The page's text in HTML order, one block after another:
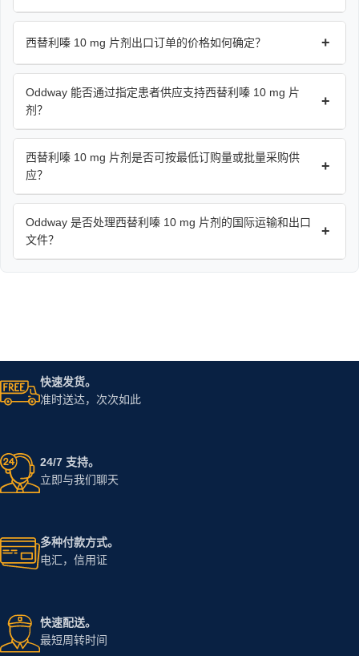
西替利嗪 10 mg 片剂出口订单的价格如何确定？ +
Oddway 能否通过指定患者供应支持西替利嗪 10 mg 片
剂？
+
西替利嗪 10 mg 片剂是否可按最低订购量或批量采购供
应？
+
Oddway 是否处理西替利嗪 10 mg 片剂的国际运输和出口
文件？
+
快速发货。
准时送达，次次如此
24/7 支持。
立即与我们聊天
多种付款方式。
电汇，信用证
快速配送。
最短周转时间